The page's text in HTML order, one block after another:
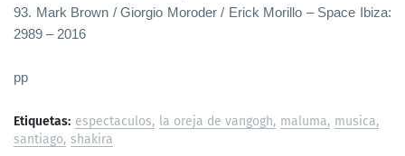
93. Mark Brown / Giorgio Moroder / Erick Morillo – Space Ibiza:
2989 – 2016
pp
Etiquetas: espectaculos la oreja de vangogh maluma musica
santiago shakira